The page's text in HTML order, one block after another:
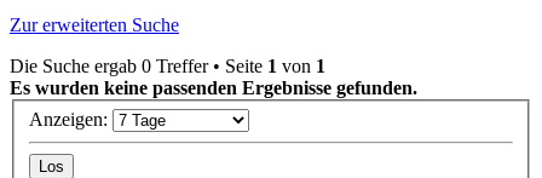
Zur erweiterten Suche
Die Suche ergab 0 Treffer • Seite 1 von 1
Es wurden keine passenden Ergebnisse gefunden.
Anzeigen: